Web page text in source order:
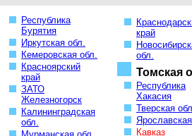
Республика
Бурятия
Иркутская обл.
Кемеровская обл.
Красноярский
край
ЗАТО
Железногорск
Калининградская
обл.
край
обл.
Томская
Республика
Хакасия
Тверская
Кавказ